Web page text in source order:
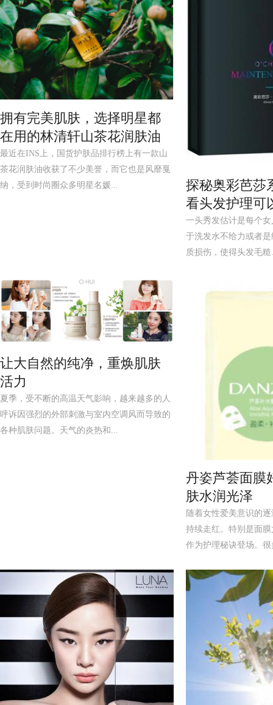
拥有完美肌肤，选择明星都
在用的林清轩山茶花润肤油
最近在INS上，国货护肤品排行榜上有一款山
茶花润肤油收获了不少美誉，而它也是风靡戛
纳，受到时尚圈众多明星名媛...
探秘奥彩芭莎
看头发护理可
一头秀发估计是每个
于洗发水不给力或者
质损伤，使得头发毛糙
让大自然的纯净，重焕肌肤
活力
夏季，受不断的高温天气影响，越来越多的人
呼诉因强烈的外部刺激与室内空调风而导致的
各种肌肤问题。天气的炎热和...
丹姿芦荟面膜
肤水润光泽
随着女性爱美意识的
持续走红。特别是面
作为护理秘诀登场。